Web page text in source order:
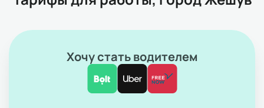
Хочу стать водителем